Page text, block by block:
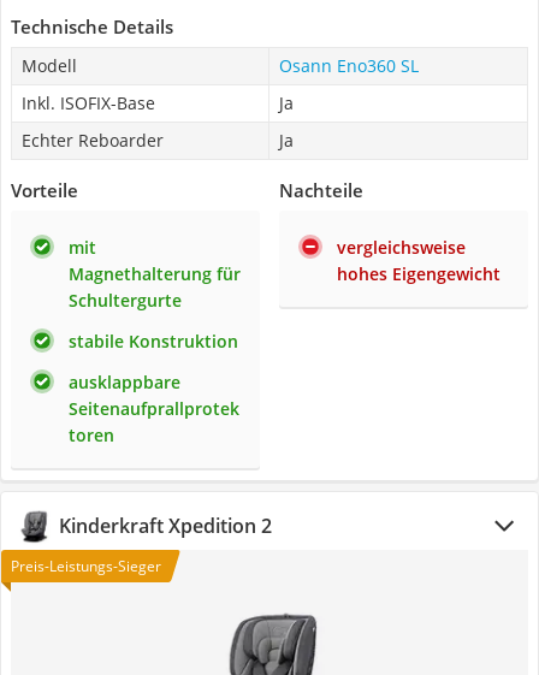
Technische Details
Modell
Osann Eno360 SL
Inkl. ISOFIX-Base
Ja
Echter Reboarder
Ja
Vorteile
mit
Magnethalterung für
Schultergurte
stabile Konstruktion
ausklappbare
Seitenaufprallprotek
toren
Nachteile
vergleichsweise
hohes Eigengewicht
Kinderkraft Xpedition 2
Preis-Leistungs-Sieger